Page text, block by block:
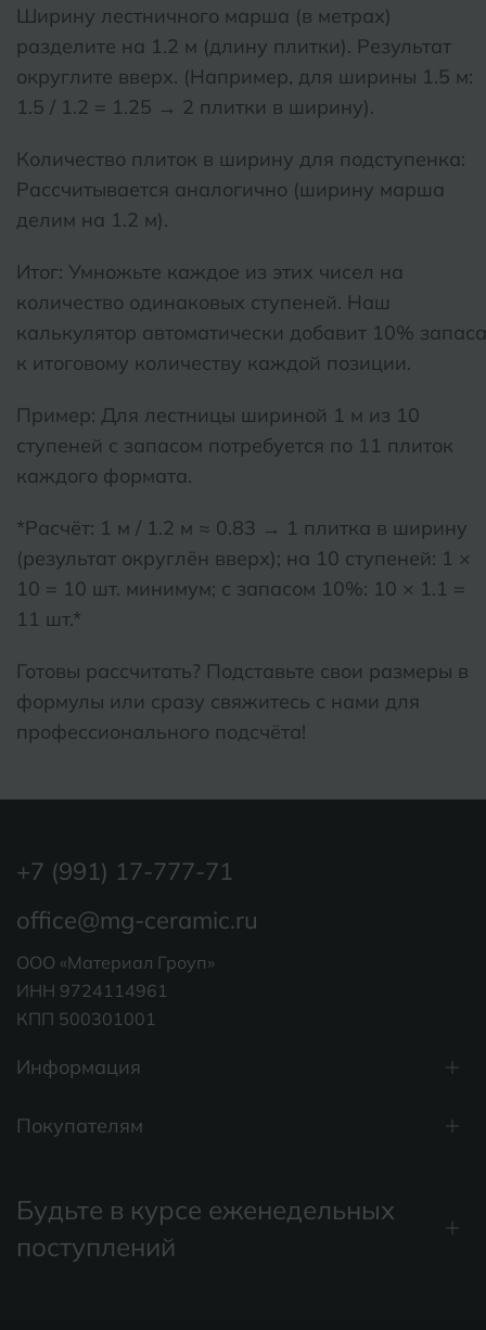
Ширину лестничного марша (в метрах)
разделите на 1.2 м (длину плитки). Результат
округлите вверх. (Например, для ширины 1.5 м:
1.5 / 1.2 = 1.25 → 2 плитки в ширину).
Количество плиток в ширину для подступенка:
Рассчитывается аналогично (ширину марша
делим на 1.2 м).
Итог: Умножьте каждое из этих чисел на
количество одинаковых ступеней. Наш
калькулятор автоматически добавит 10% запаса
к итоговому количеству каждой позиции.
Пример: Для лестницы шириной 1 м из 10
ступеней с запасом потребуется по 11 плиток
каждого формата.
*Расчёт: 1 м / 1.2 м ≈ 0.83 → 1 плитка в ширину
(результат округлён вверх); на 10 ступеней: 1 ×
10 = 10 шт. минимум; с запасом 10%: 10 × 1.1 =
11 шт.*
Готовы рассчитать? Подставьте свои размеры в
формулы или сразу свяжитесь с нами для
профессионального подсчёта!
Информация
Покупателям
+7 (991) 17-777-71
office@mg-ceramic.ru
ООО «Материал Гроуп»
ИНН 9724114961
КПП 500301001
Будьте в курсе еженедельных
поступлений